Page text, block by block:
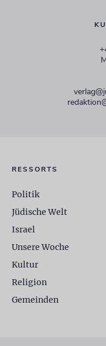
RESSORTS
Politik
Jüdische Welt
Israel
Unsere Woche
Kultur
Religion
Gemeinden